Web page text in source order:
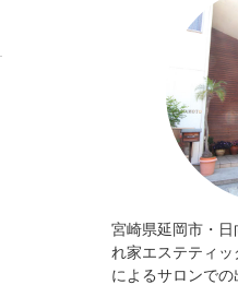
宮崎県延岡市・
れ家エステティ
によるサロンで